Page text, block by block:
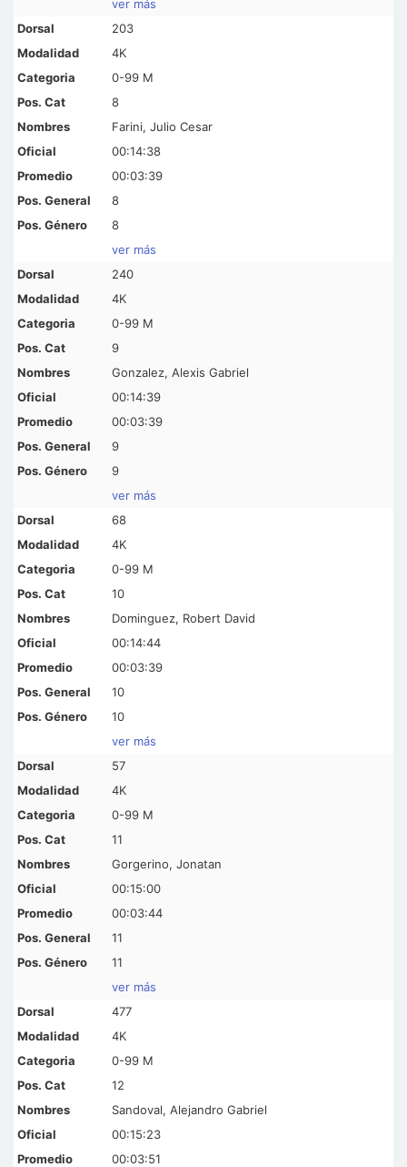
ver más
203
4K
0-99 M
8
Farini, Julio Cesar
00:14:38
00:03:39
8
8
ver más
240
4K
0-99 M
9
Gonzalez, Alexis Gabriel
00:14:39
00:03:39
9
9
ver más
68
4K
0-99 M
10
Dominguez, Robert David
00:14:44
00:03:39
10
10
ver más
57
4K
0-99 M
11
Gorgerino, Jonatan
00:15:00
00:03:44
11
11
ver más
477
4K
0-99 M
12
Sandoval, Alejandro Gabriel
00:15:23
00:03:51